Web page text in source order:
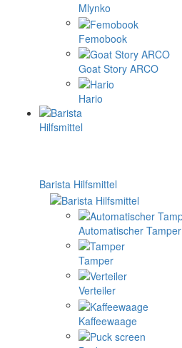
Mlynko
Femobook
Goat Story ARCO
Hario
Barista Hilfsmittel
Automatischer Tamper
Tamper
Verteiler
Kaffeewaage